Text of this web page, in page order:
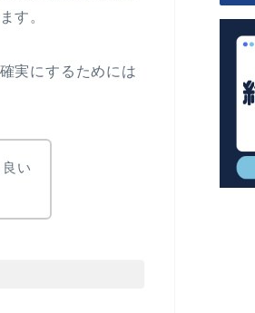
す。
実にするためには
い